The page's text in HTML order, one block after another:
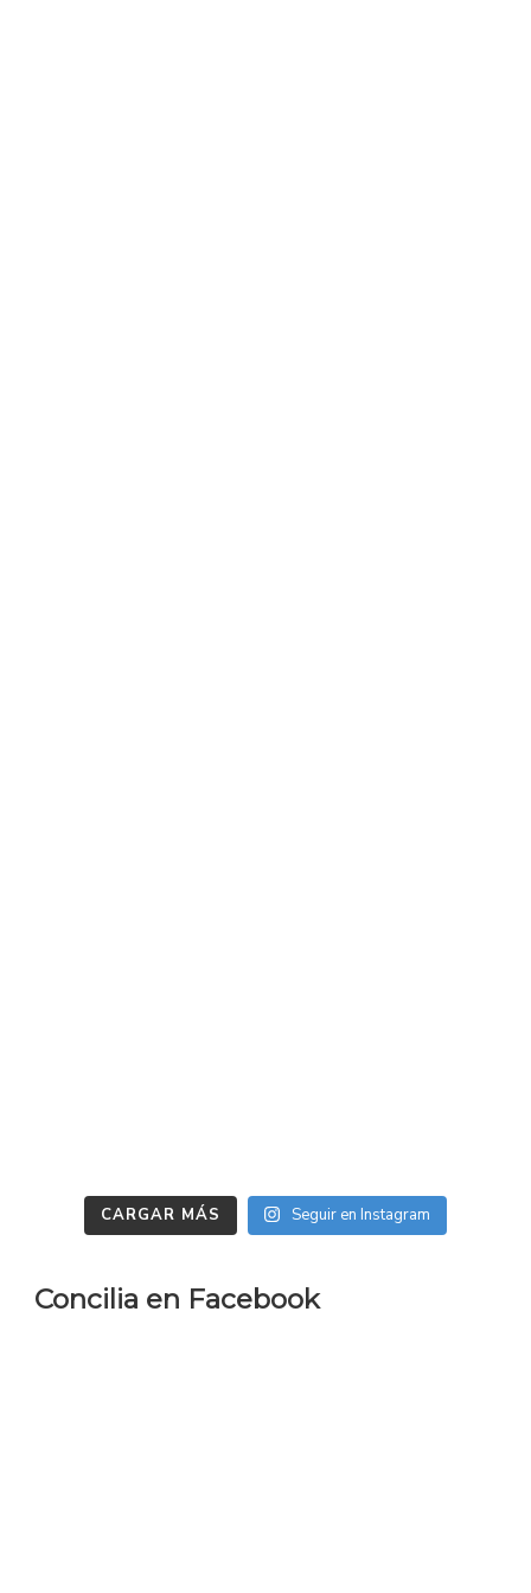
CARGAR MÁS Seguir en Instagram
Concilia en Facebook